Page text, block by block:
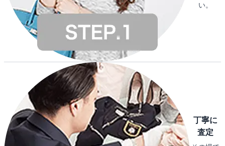
い。
丁寧に
査定